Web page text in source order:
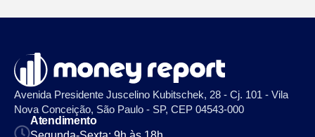
Avenida Presidente Juscelino Kubitschek, 28 - Cj. 101 - Vila
Nova Conceição, São Paulo - SP, CEP 04543-000
Atendimento